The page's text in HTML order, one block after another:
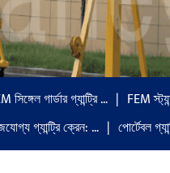
সিঙ্গেল গার্ডার গ্যান্ট্রি … FEM
গ্যান্ট্রি ক্রেন: …
পোর্টেবল